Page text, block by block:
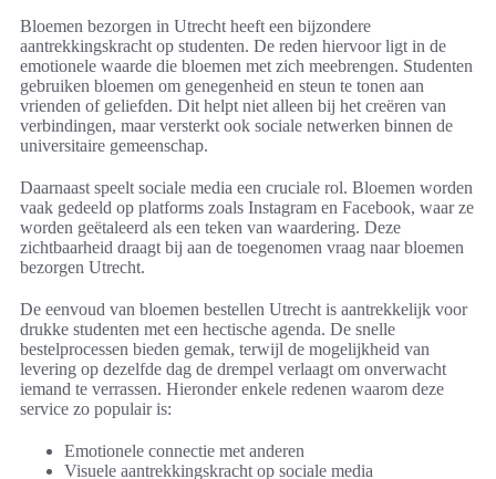
Bloemen bezorgen in Utrecht heeft een bijzondere
aantrekkingskracht op studenten. De reden hiervoor ligt in de
emotionele waarde die bloemen met zich meebrengen. Studenten
gebruiken bloemen om genegenheid en steun te tonen aan
vrienden of geliefden. Dit helpt niet alleen bij het creëren van
verbindingen, maar versterkt ook sociale netwerken binnen de
universitaire gemeenschap.
Daarnaast speelt sociale media een cruciale rol. Bloemen worden
vaak gedeeld op platforms zoals Instagram en Facebook, waar ze
worden geëtaleerd als een teken van waardering. Deze
zichtbaarheid draagt bij aan de toegenomen vraag naar bloemen
bezorgen Utrecht.
De eenvoud van bloemen bestellen Utrecht is aantrekkelijk voor
drukke studenten met een hectische agenda. De snelle
bestelprocessen bieden gemak, terwijl de mogelijkheid van
levering op dezelfde dag de drempel verlaagt om onverwacht
iemand te verrassen. Hieronder enkele redenen waarom deze
service zo populair is:
Emotionele connectie met anderen
Visuele aantrekkingskracht op sociale media